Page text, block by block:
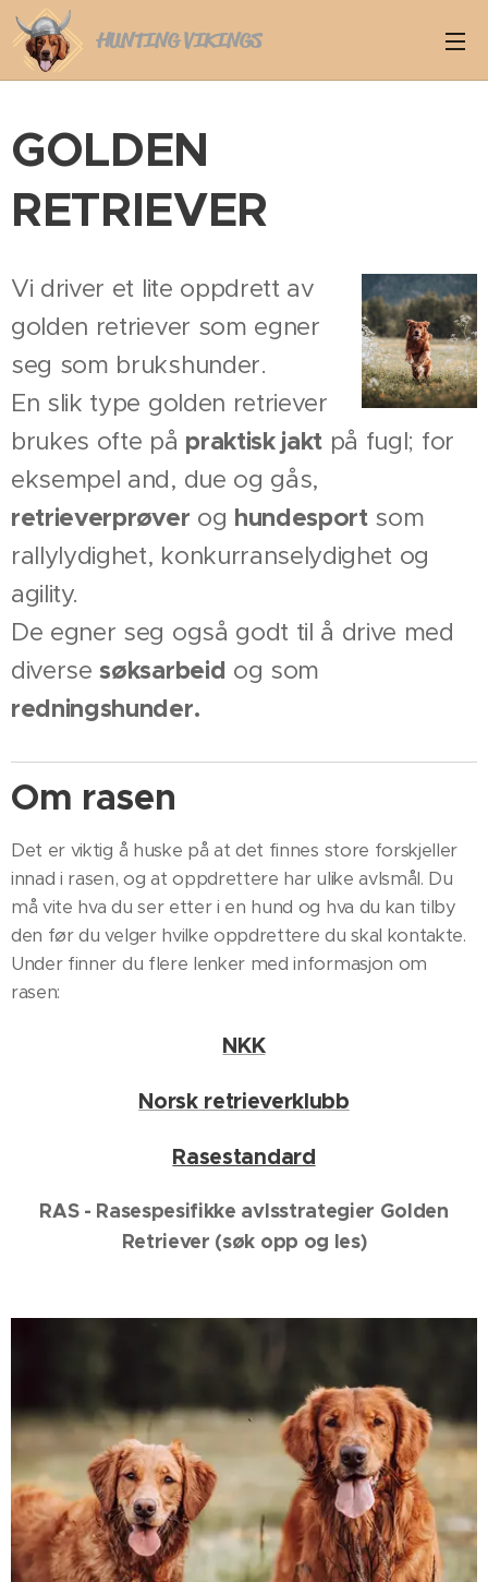
HUNTING VIKINGS
GOLDEN
RETRIEVER
Vi driver et lite oppdrett av
golden retriever som egner
seg som brukshunder.
En slik type golden retriever
brukes ofte på praktisk jakt på fugl; for
eksempel and, due og gås,
retrieverprøver og hundesportsom
rallylydighet, konkurranselydighet og
agility.
De egner seg også godt til å drive med
diversesøksarbeid og som
redningshunder.
Om rasen
Det er viktig å huske på at det finnes store forskjeller
innad i rasen, og at oppdrettere har ulike avlsmål. Du
må vite hva du ser etter i en hund og hva du kan tilby
den før du velger hvilke oppdrettere du skal kontakte.
Under finner du flere lenker med informasjon om
rasen:
NKK
Norsk retrieverklubb
Rasestandard
RAS - Rasespesifikke avlsstrategier Golden
Retriever (søk opp og les)